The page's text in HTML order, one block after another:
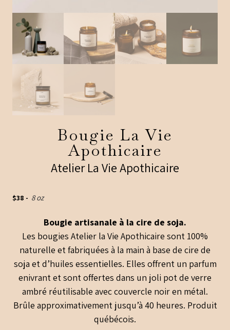
Bougie La Vie
Apothicaire
Atelier La Vie Apothicaire
$38 - 8 oz
Bougie artisanale à la cire de soja.
Les bougies Atelier la Vie Apothicaire sont 100%
naturelle et fabriquées à la main à base de cire de
soja et d’huiles essentielles. Elles offrent un parfum
enivrant et sont offertes dans un joli pot de verre
ambré réutilisable avec couvercle noir en métal.
Brûle approximativement jusqu’à 40 heures. Produit
québécois.